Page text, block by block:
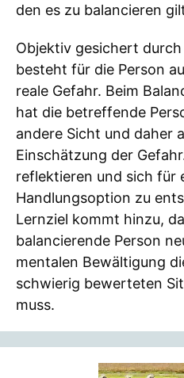
den es zu balancieren
Objektiv gesichert
besteht für die Person
reale Gefahr. Beim
hat die betreffende
andere Sicht und daher
Einschätzung der
reflektieren und sich für
Handlungsoption zu
Lernziel kommt hinzu,
balancierende Person
mentalen Bewältigung
schwierig bewerteten
muss.